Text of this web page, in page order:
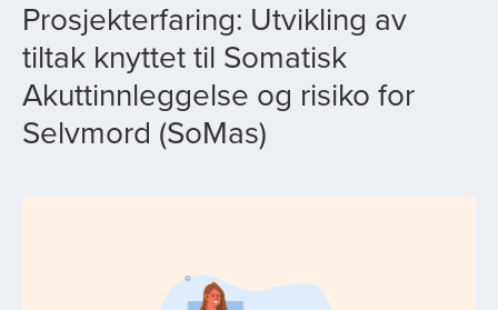
Prosjekterfaring: Utvikling av
tiltak knyttet til Somatisk
Akuttinnleggelse og risiko for
Selvmord (SoMas)